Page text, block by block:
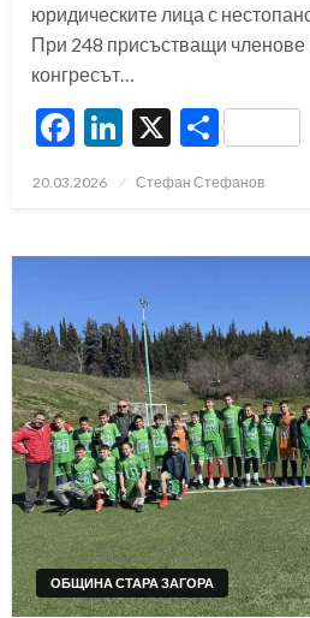
юридическите лица с
При 248 присъстващи членове
конгресът…
Facebook
LinkedIn
X Share
Posted
20.03.2026 Стефан Стефанов
ОБЩИНА СТАРА ЗАГОРА